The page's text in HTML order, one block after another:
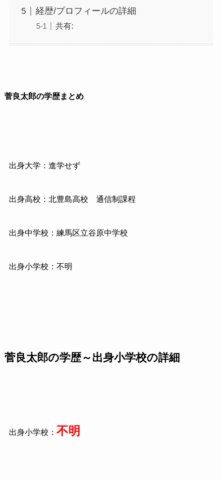
経歴/プロフィールの詳細
共有:
菅良太郎の学歴まとめ
出身大学：進学せず
出身高校：北豊島高校 通信制課程
出身中学校：練馬区立谷原中学校
出身小学校：不明
菅良太郎の学歴～出身小学校の詳細
出身小学校： 不明